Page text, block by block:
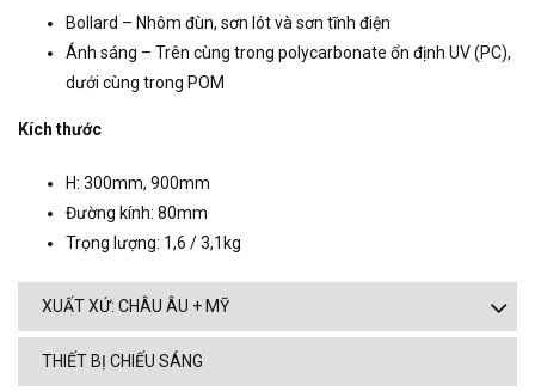
Bollard – Nhôm đùn, sơn lót và sơn tĩnh điện
Ánh sáng – Trên cùng trong polycarbonate ổn định UV (PC),
dưới cùng trong POM
Kích thước
H: 300mm, 900mm
Đường kính: 80mm
Trọng lượng: 1,6 / 3,1kg
XUẤT XỨ: CHÂU ÂU + MỸ
THIẾT BỊ CHIẾU SÁNG